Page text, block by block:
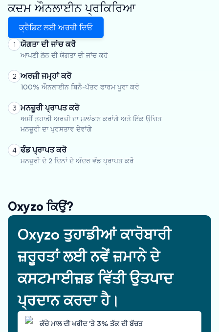
ਕਦਮ ਔਨਲਾਈਨ ਪ੍ਰਕਿਰਿਆ
ਕ੍ਰੈਡਿਟ ਲਈ ਅਰਜ਼ੀ ਦਿਓ
1 ਯੋਗਤਾ ਦੀ ਜਾਂਚ ਕਰੋ
ਆਪਣੀ ਲੋਨ ਦੀ ਯੋਗਤਾ ਦੀ ਜਾਂਚ ਕਰੋ
2 ਅਰਜ਼ੀ ਜਮ੍ਹਾਂ ਕਰੋ
100% ਔਨਲਾਈਨ ਬਿਨੈ-ਪੱਤਰ ਫਾਰਮ ਪੂਰਾ ਕਰੋ
3 ਮਨਜ਼ੂਰੀ ਪ੍ਰਾਪਤ ਕਰੋ
ਅਸੀਂ ਤੁਹਾਡੀ ਅਰਜ਼ੀ ਦਾ ਮੁਲਾਂਕਣ ਕਰਾਂਗੇ ਅਤੇ ਇੱਕ ਉਚਿਤ
ਮਨਜ਼ੂਰੀ ਦਾ ਪ੍ਰਸਤਾਵ ਦੇਵਾਂਗੇ
4 ਫੰਡ ਪ੍ਰਾਪਤ ਕਰੋ
ਮਨਜ਼ੂਰੀ ਦੇ 2 ਦਿਨਾਂ ਦੇ ਅੰਦਰ ਵੰਡ ਪ੍ਰਾਪਤ ਕਰੋ
Oxyzo ਕਿਉਂ?
Oxyzo ਤੁਹਾਡੀਆਂ ਕਾਰੋਬਾਰੀ
ਜ਼ਰੂਰਤਾਂ ਲਈ ਨਵੇਂ ਜ਼ਮਾਨੇ ਦੇ
ਕਸਟਮਾਈਜ਼ਡ ਵਿੱਤੀ ਉਤਪਾਦ
ਪ੍ਰਦਾਨ ਕਰਦਾ ਹੈ।
ਕੱਚੇ ਮਾਲ ਦੀ ਖਰੀਦ 'ਤੇ 3% ਤੱਕ ਦੀ ਬੱਚਤ